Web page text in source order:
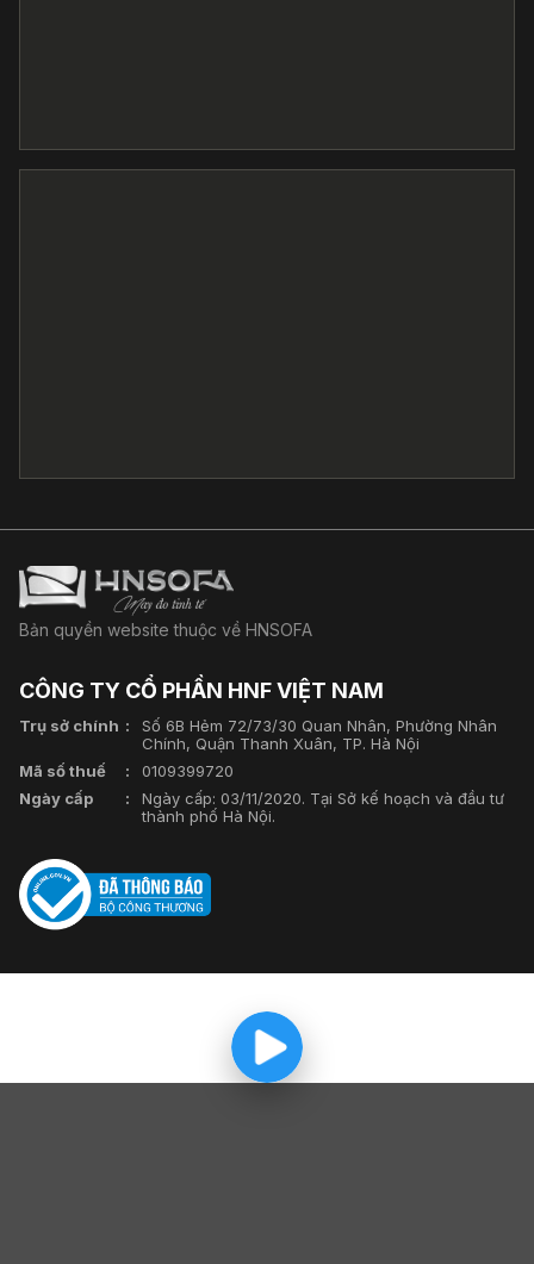
Bản quyền website thuộc về HNSOFA
CÔNG TY CỔ PHẦN HNF VIỆT NAM
Trụ sở chính
Số 6B Hẻm 72/73/30 Quan Nhân, Phường Nhân
Chính, Quận Thanh Xuân, TP. Hà Nội
Mã số thuế
0109399720
Ngày cấp
Ngày cấp: 03/11/2020. Tại Sở kế hoạch và đầu tư
thành phố Hà Nội.